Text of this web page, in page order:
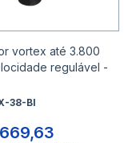
vortex até 3.800
regulável -
38-BI